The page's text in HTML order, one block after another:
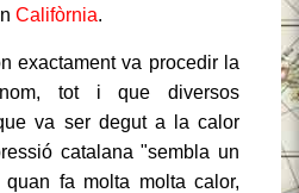
Califòrnia.
exactament va procedir la
tot i que diversos
va ser degut a la calor
catalana "sembla un
fa molta molta calor,